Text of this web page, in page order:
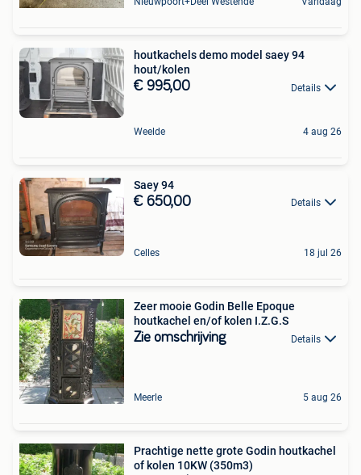
houtkachels demo model saey 94
hout/kolen
€ 995,00 Details
Weelde 4 aug 26
Saey 94
€ 650,00 Details
Celles 18 jul 26
Zeer mooie Godin Belle Epoque
houtkachel en/of kolen I.Z.G.S
Zie omschrijving Details
Meerle 5 aug 26
Prachtige nette grote Godin houtkachel
of kolen 10KW (350m3)